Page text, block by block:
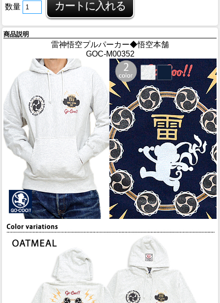
数量
商品説明
雷神悟空プルパーカー◆悟空本舗
GOC-M00352